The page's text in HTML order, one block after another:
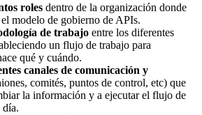
roles dentro de la organización donde
el modelo de gobierno de APIs.
de trabajo entre los diferentes
un flujo de trabajo para
qué y cuándo.
canales de comunicación y
comités, puntos de control, etc) que
la información y a ejecutar el flujo de
día.